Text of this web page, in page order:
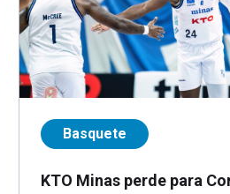
Basquete
KTO Minas perde para